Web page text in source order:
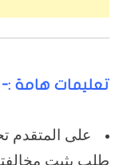
تعليمات هامة :-
على المتقدم
طلب يثبت